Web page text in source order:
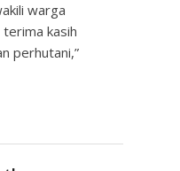
warga
kasih
perhutani,”